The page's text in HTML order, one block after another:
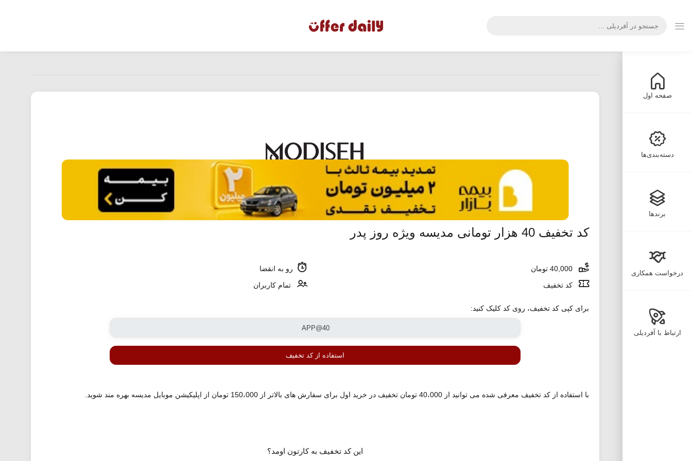
صفحه اول
دسته‌بندی‌ها
برندها
درخواست همکاری
ارتباط با آفردیلی
کد تخفیف 40 هزار تومانی مدیسه ویژه روز پدر
رو به انقضا
کد تخفیف
تمام کاربران
برای کپی کد تخفیف، روی کد کلیک کنید:
استفاده از کد تخفیف
با استفاده از کد تخفیف معرفی شده می توانید از 40،000 تومان تخفیف در خرید اول برای سفارش های بالاتر از 150،000 تومان از اپلیکیشن موبایل مدیسه بهره مند شوید.
این کد تخفیف به کارتون اومد؟